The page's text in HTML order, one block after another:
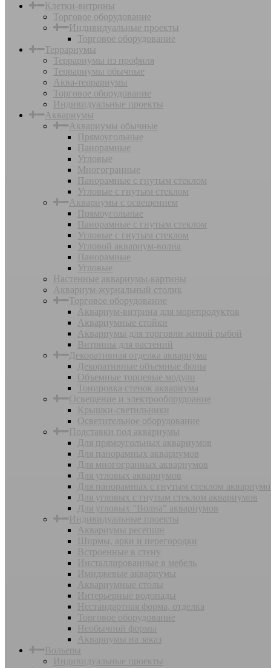
Клетки-витрины
Торговое оборудование
Индивидуальные проекты
Торговое оборудование
Террариумы
Террариумы из профиля
Террариумы обычные
Аква-террариумы
Торговое оборудование
Индивидуальные проекты
Аквариумы
Аквариумы обычные
Прямоугольные
Панорамные
Угловые
Многогранные
Панорамные с гнутым стеклом
Угловые с гнутым стеклом
Аквариумы с освещением
Прямоугольные
Панорамные с гнутым стеклом
Угловые с гнутым стеклом
Угловой аквариум-волна
Панорамные
Угловые
Настенные аквариумы-картины
Аквариум-журнальный столик
Торговое оборудование
Аквариум-витрина для морепродуктов
Аквариумные стойки
Аквариумы для торговли живой рыбой
Витрины для растений
Декоративная отделка аквариума
Декоративные объемные фоны
Объемные торцевые модули
Тонировка стенок аквариума
Освещение и электрооборудоание
Крышки-светильники
Осветительное оборудование
Подставки под аквариумы
Для прямоугольных аквариумов
Для панорамных аквариумов
Для многогранных аквариумов
Для угловых аквариумов
Для панорамных с гнутым стеклом
Для угловых с гнутым стеклом аквариумов
Для угловых "Волна" аквариумов
Индивидуальные проекты
Аквариумы ресепшн
Ширмы, арки и перегородки
Встроенные в стену
Инсталлированные в мебель
Имиджевые аквариумы
Аквариумные столы
Интерьерные водопады
Нестандартная форма, отделка
Торговое оборудование
Необычной формы
Аквариумы на заказ
Вольеры
Индивидуальные проекты